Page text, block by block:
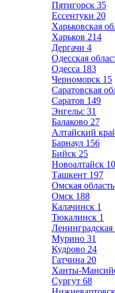
Пятигорск 35
Ессентуки 20
Харьковская
Харьков 214
Дергачи 4
Одесская
Одесса 183
Черноморск 15
Саратовская
Саратов 149
Энгельс 31
Балаково 27
Алтайский
Барнаул 156
Бийск 25
Новоалтайск 10
Ташкент 197
Омская область
Омск 188
Калачинск 1
Тюкалинск 1
Ленинградская
Мурино 31
Кудрово 24
Гатчина 20
Ханты-
Сургут 68